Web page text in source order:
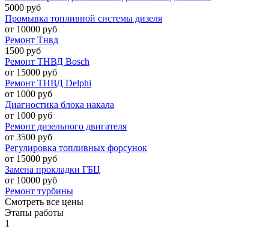
5000 руб
Промывка топливной системы дизеля
от 10000 руб
Ремонт Тнвд
1500 руб
Ремонт ТНВД Bosch
от 15000 руб
Ремонт ТНВД Delphi
от 1000 руб
Диагностика блока накала
от 1000 руб
Ремонт дизельного двигателя
от 3500 руб
Регулировка топливных форсунок
от 15000 руб
Замена прокладки ГБЦ
от 10000 руб
Ремонт турбины
Смотреть все цены
Этапы работы
1